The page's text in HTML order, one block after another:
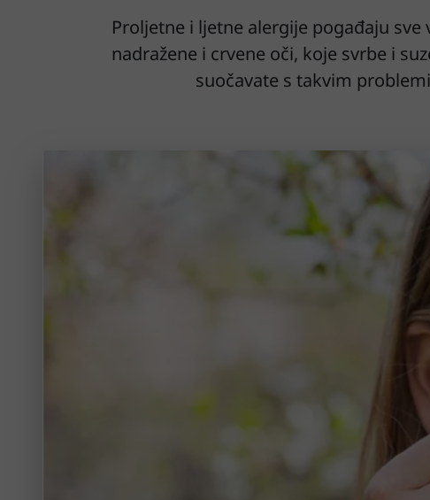
Proljetne i ljetne alergije pogađaju
nadražene i crvene oči, koje svrbe i
suočavate s takvim